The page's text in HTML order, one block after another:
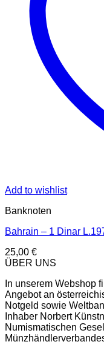
Add to wishlist
Banknoten
Bahrain – 1 Dinar
25,00 €
ÜBER UNS
In unserem Webshop
Angebot an
Notgeld sowie
Inhaber Norbert
Numismatischen